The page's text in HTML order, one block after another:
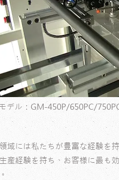
デル：GM-450P/650PC/
域には私たちが豊富な経験を
産経験を持ち、お客様に最も